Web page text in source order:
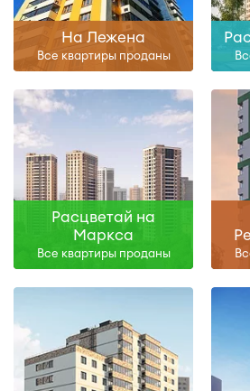
На Лежена
Все квартиры проданы
Расцветай на
Маркса
Все квартиры проданы